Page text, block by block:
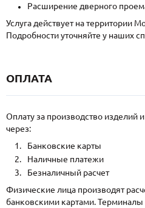
Расширение дверного
Услуга действует на территории
Подробности уточняйте у наших
ОПЛАТА
Оплату за производство изделий
через:
Банковские карты
Наличные платежи
Безналичный расчет
Физические лица производят
банковскими картами.